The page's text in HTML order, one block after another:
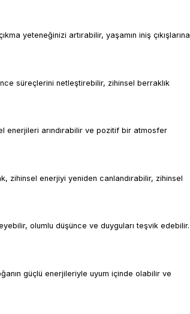
yeteneğinizi artırabilir, yaşamın iniş çıkışlarına
süreçlerini netleştirebilir, zihinsel berraklık
enerjileri arındırabilir ve pozitif bir atmosfer
zihinsel enerjiyi yeniden canlandırabilir, zihinsel
olumlu düşünce ve duyguları teşvik edebilir.
güçlü enerjileriyle uyum içinde olabilir ve